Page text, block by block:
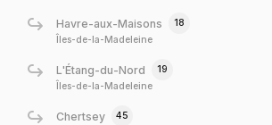
Havre-aux-Maisons
18
Îles-de-la-Madeleine
L'Étang-du-Nord
19
Îles-de-la-Madeleine
Chertsey
45